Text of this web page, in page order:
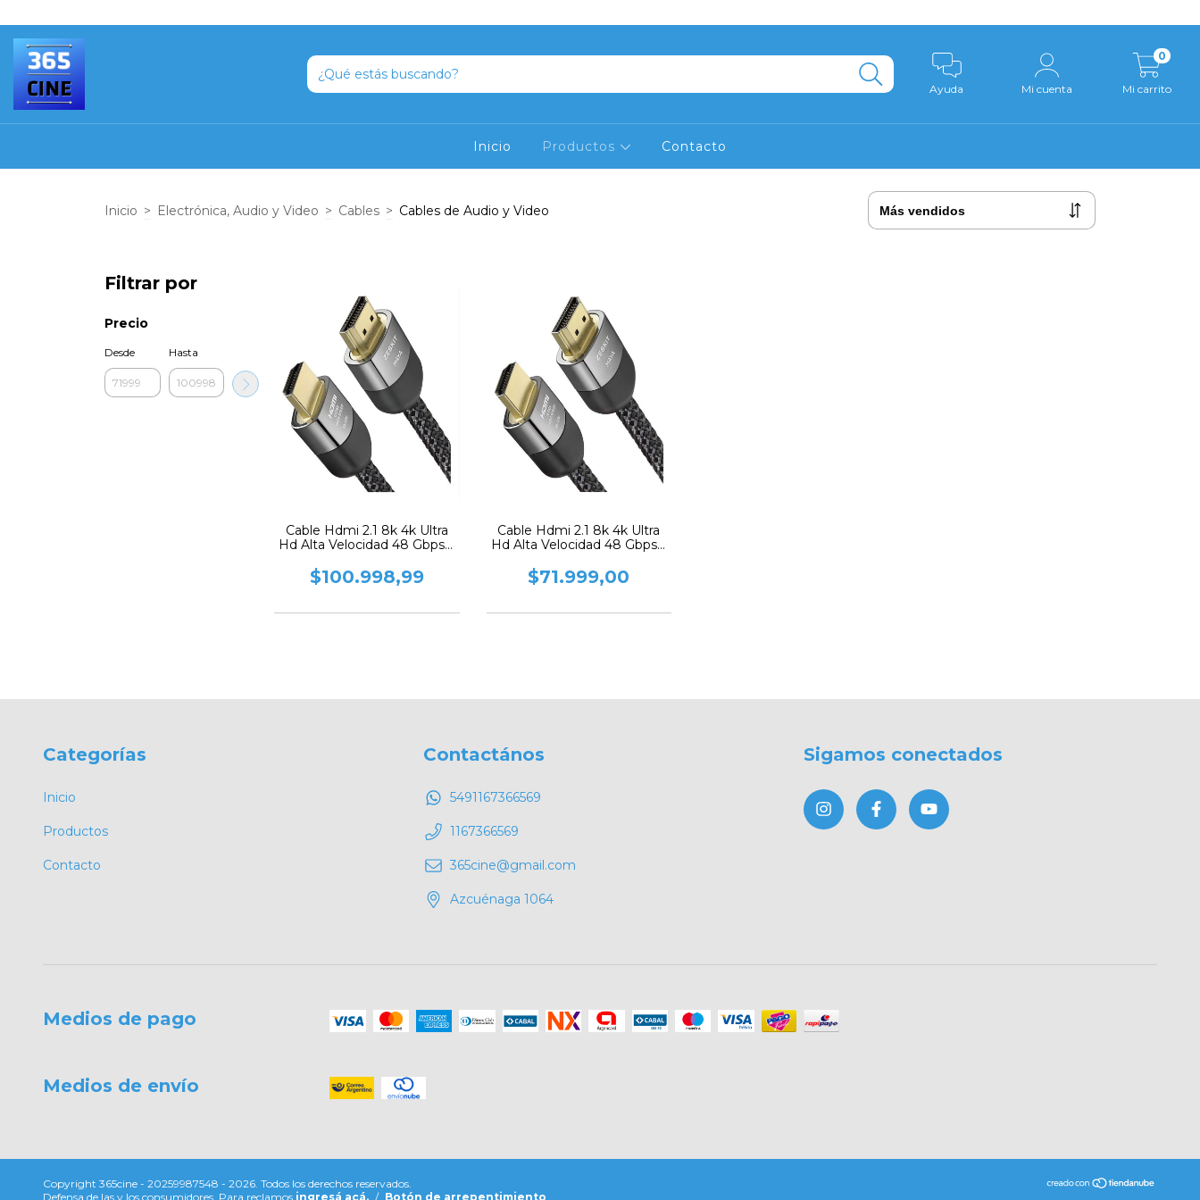
Ayuda Mi cuenta Mi carrito
0
Inicio Productos Contacto
Inicio > Electrónica, Audio y Video > Cables > Cables de Audio y Video
Filtrar por
Precio
Desde Hasta
Cable Hdmi 2.1 8k 4k Ultra
Hd Alta Velocidad 48 Gbps 3
$100.998,99
Cable Hdmi 2.1 8k 4k Ultra
Hd Alta Velocidad 48 Gbps 1
$71.999,00
Categorías
Inicio
Productos
Contacto
Contactános
5491167366569
1167366569
365cine@gmail.com
Azcuénaga 1064
Sigamos conectados
Medios de pago
Medios de envío
Copyright 365cine - 20259987548 - 2026. Todos los derechos reservados.
Defensa de las y los consumidores. Para reclamos ingresá acá. / Botón de arrepentimiento